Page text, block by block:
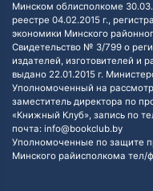
Минском облисполкоме
реестре 04.02.2015 г.,
экономики Минского
Свидетельство № 3/799 о
издателей, изготовителей и
выдано 22.01.2015 г.
Уполномоченный на
заместитель директора по
«Книжный Клуб», запись по
почта: info@bookclub.by
Уполномоченные по защите
Минского райисполкома тел/